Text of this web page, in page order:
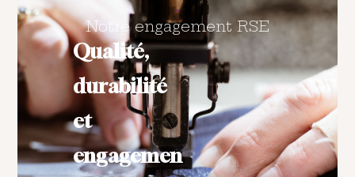
Notre engagement RSE
Qualité,
durabilité
et
engagemen